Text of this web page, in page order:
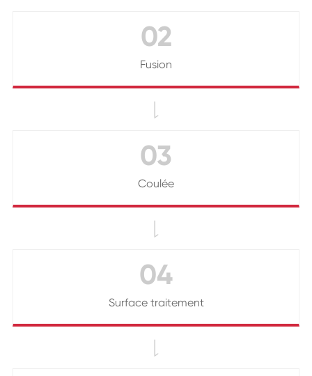
02
Fusion

03
Coulée

04
Surface traitement
